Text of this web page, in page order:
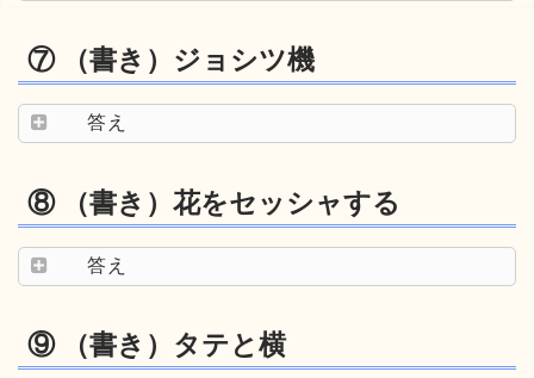
⑦ （書き）ジョシツ機
答え
⑧ （書き）花をセッシャする
答え
⑨ （書き）タテと横